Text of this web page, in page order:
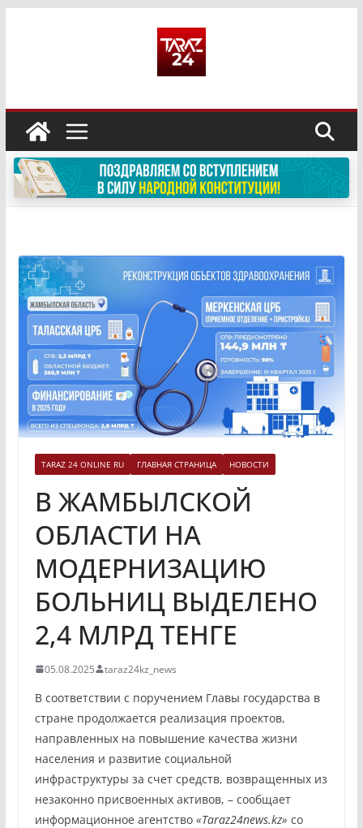
TARAZ 24 ONLINE RU ГЛАВНАЯ СТРАНИЦА НОВОСТИ
В ЖАМБЫЛСКОЙ
ОБЛАСТИ НА
МОДЕРНИЗАЦИЮ
БОЛЬНИЦ ВЫДЕЛЕНО
2,4 МЛРД ТЕНГЕ
05.08.2025 taraz24kz_news
В соответствии с поручением Главы государства в
стране продолжается реализация проектов,
направленных на повышение качества жизни
населения и развитие социальной
инфраструктуры за счет средств, возвращенных из
незаконно присвоенных активов, – сообщает
информационное агентство «Taraz24news.kz» со